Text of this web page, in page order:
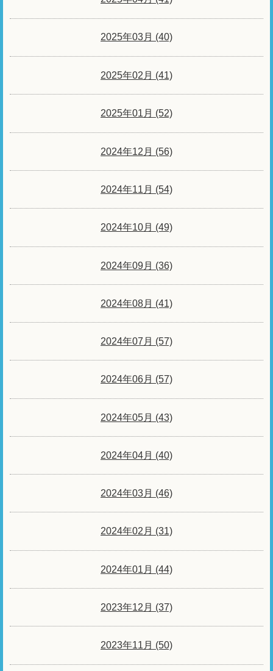
2025年03月 (40)
2025年02月 (41)
2025年01月 (52)
2024年12月 (56)
2024年11月 (54)
2024年10月 (49)
2024年09月 (36)
2024年08月 (41)
2024年07月 (57)
2024年06月 (57)
2024年05月 (43)
2024年04月 (40)
2024年03月 (46)
2024年02月 (31)
2024年01月 (44)
2023年12月 (37)
2023年11月 (50)